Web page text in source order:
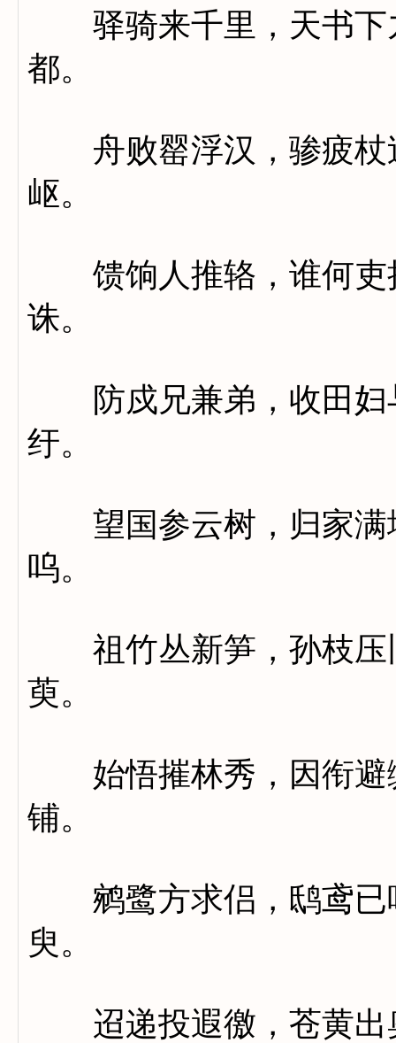
驿骑来千里，天书下
都。
舟败罂浮汉，骖疲杖
岖。
馈饷人推辂，谁何吏
诛。
防戍兄兼弟，收田妇
纡。
望国参云树，归家满
呜。
祖竹丛新笋，孙枝压
萸。
始悟摧林秀，因衔避
铺。
鹓鹭方求侣，鸱鸢已
臾。
迢递投遐徼，苍黄出